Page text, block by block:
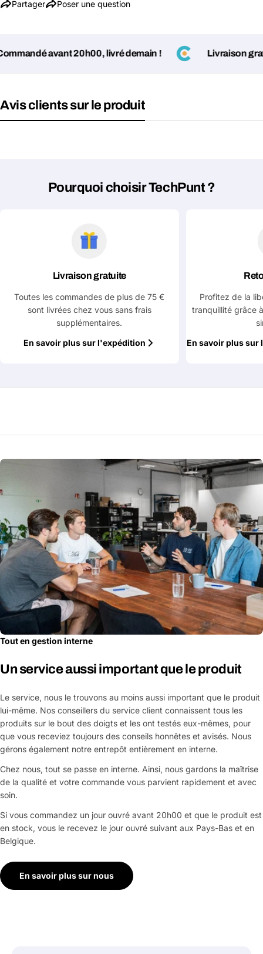
Partager Poser une question
avant 20h00, livré demain ! Livraison
Avis clients sur le produit
Pourquoi choisir TechPunt ?
Livraison gratuite
Toutes les commandes de plus de 75 €
sont livrées chez vous sans frais
supplémentaires.
En savoir plus sur l'expédition
Profitez de la
tranquillité grâce
En savoir plus sur
Tout en gestion interne
Un service aussi important que le produit
Le service, nous le trouvons au moins aussi important que le produit
lui-même. Nos conseillers du service client connaissent tous les
produits sur le bout des doigts et les ont testés eux-mêmes, pour
que vous receviez toujours des conseils honnêtes et avisés. Nous
gérons également notre entrepôt entièrement en interne.
Chez nous, tout se passe en interne. Ainsi, nous gardons la maîtrise
de la qualité et votre commande vous parvient rapidement et avec
soin.
Si vous commandez un jour ouvré avant 20h00 et que le produit est
en stock, vous le recevez le jour ouvré suivant aux Pays-Bas et en
Belgique.
En savoir plus sur nous